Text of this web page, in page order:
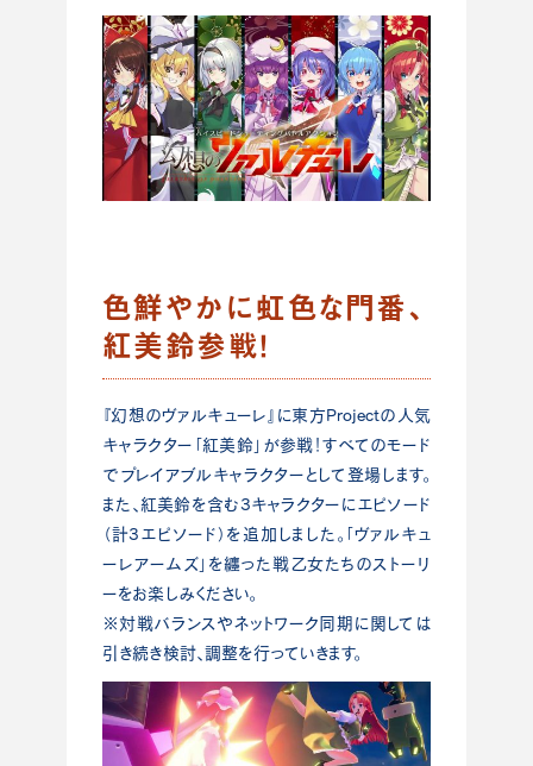
色鮮やかに虹色な門番、
紅美鈴参戦！
『幻想のヴァルキューレ』に東方Projectの人気
キャラクター「紅美鈴」が参戦！すべてのモード
でプレイアブルキャラクターとして登場します。
また、紅美鈴を含む3キャラクターにエピソード
（計3エピソード）を追加しました。「ヴァルキュ
ーレアームズ」を纏った戦乙女たちのストーリ
ーをお楽しみください。
※対戦バランスやネットワーク同期に関しては
引き続き検討、調整を行っていきます。